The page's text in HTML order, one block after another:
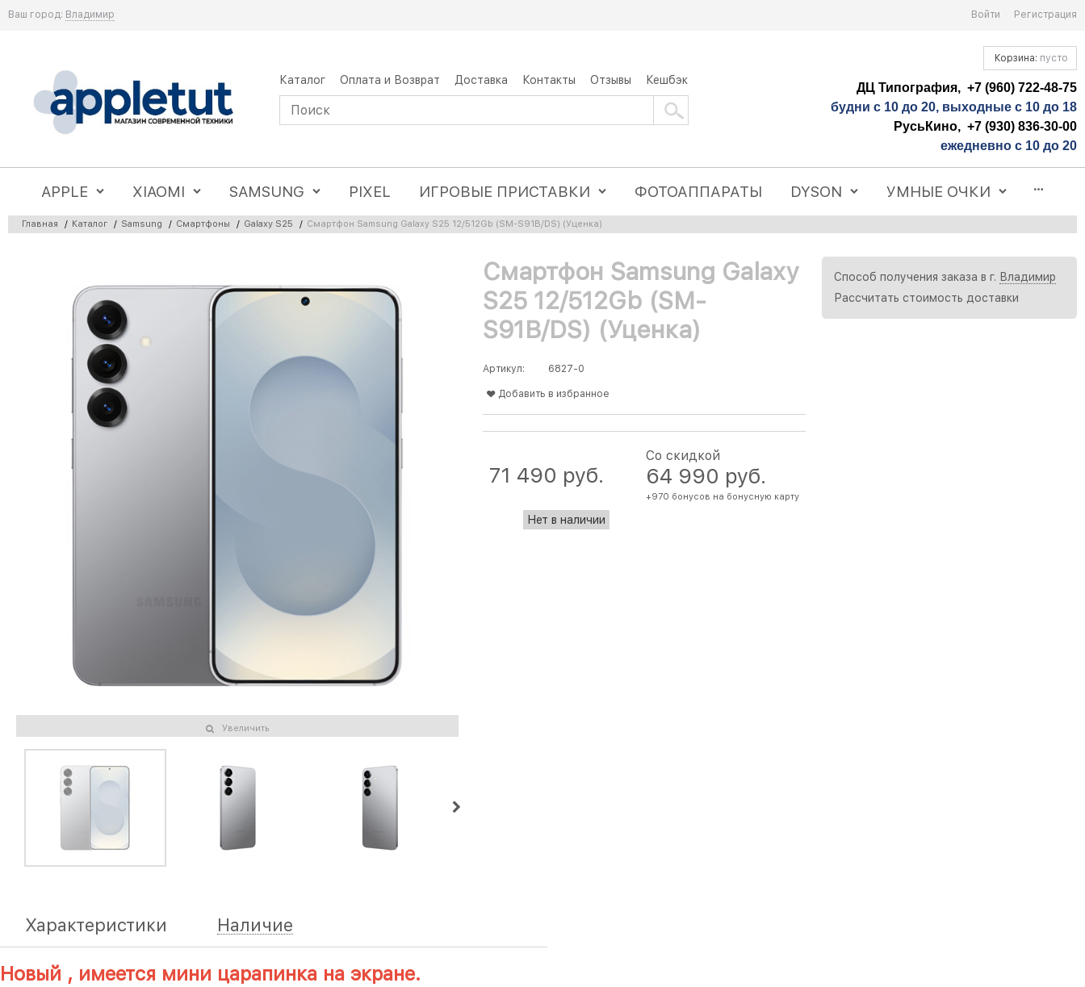
Ваш город: Владимир Войти Регистрация
Каталог Оплата и Возврат Доставка Контакты Отзывы Кешбэк
Корзина: пусто
ДЦ Типография, +7 (960) 722-48-75
будни с 10 до 20, выходные с 10 до 18
РусьКино, +7 (930) 836-30-00
ежедневно с 10 до 20
APPLE XIAOMI SAMSUNG PIXEL ИГРОВЫЕ ПРИСТАВКИ ФОТОАППАРАТЫ DYSON УМНЫЕ ОЧКИ
Главная / Каталог / Samsung / Смартфоны / Galaxy S25 / Смартфон Samsung Galaxy S25 12/512Gb (SM-S91B/DS) (Уценка)
Увеличить
Смартфон Samsung Galaxy
S25 12/512Gb (SM-
S91B/DS) (Уценка)
Артикул: 6827-0
Добавить в избранное
64 990 руб.
+970 бонусов на бонусную карту
Со скидкой
71 490 руб.
Нет в наличии
Способ получения заказа в г. Владимир
Рассчитать стоимость доставки
Характеристики Наличие
Новый , имеется мини царапинка на экране.